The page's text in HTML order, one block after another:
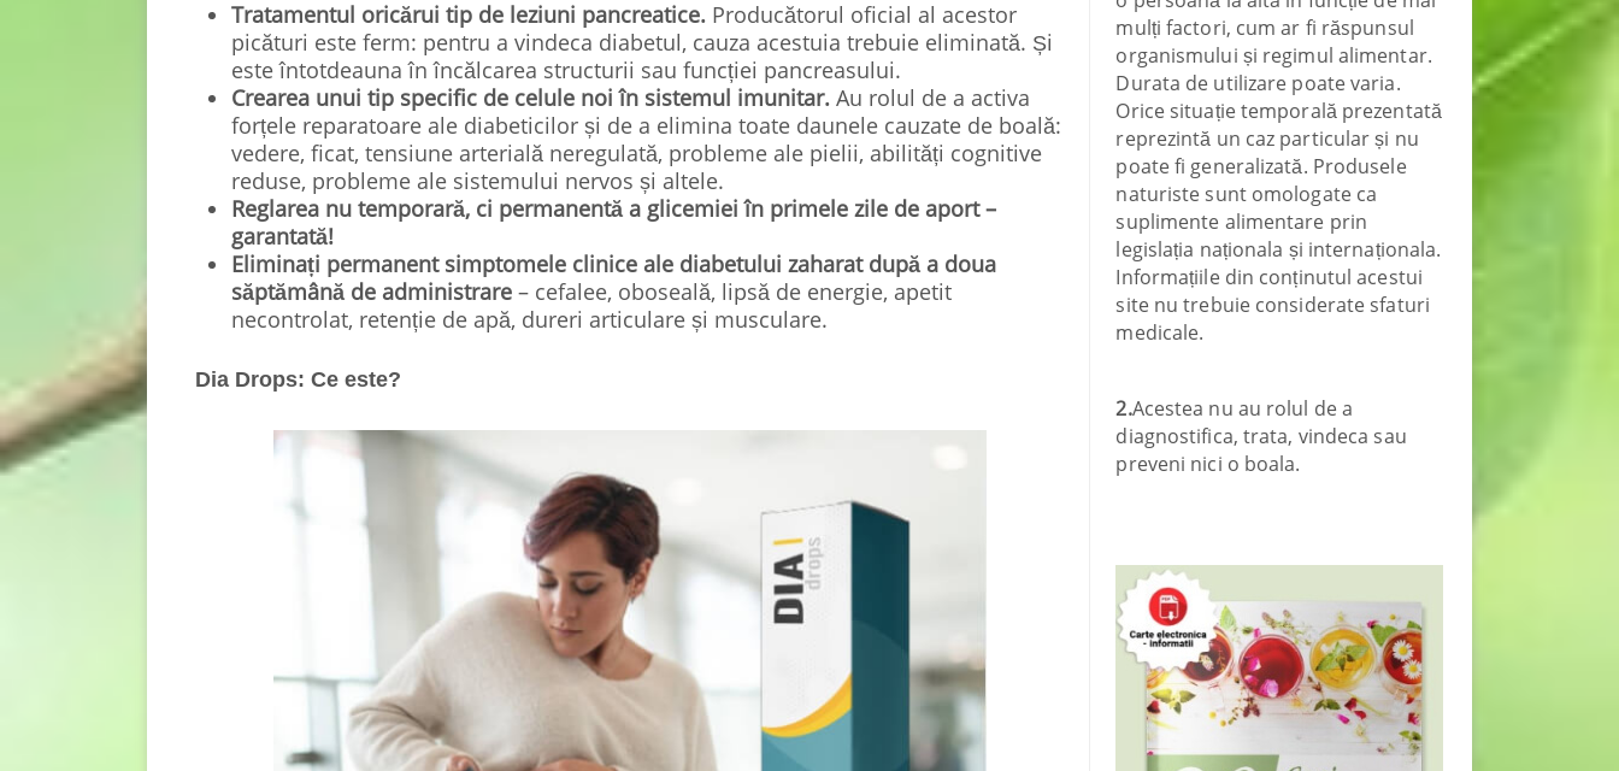
Tratamentul oricărui tip de leziuni pancreatice. Producătorul oficial al acestor
picături este ferm: pentru a vindeca diabetul, cauza acestuia trebuie eliminată. Și
este întotdeauna în încălcarea structurii sau funcției pancreasului.
Crearea unui tip specific de celule noi în sistemul imunitar. Au rolul de a activa
forțele reparatoare ale diabeticilor și de a elimina toate daunele cauzate de boală:
vedere, ficat, tensiune arterială neregulată, probleme ale pielii, abilități cognitive
reduse, probleme ale sistemului nervos și altele.
Reglarea nu temporară, ci permanentă a glicemiei în primele zile de aport –
garantată!
Eliminați permanent simptomele clinice ale diabetului zaharat după a doua
săptămână de administrare – cefalee, oboseală, lipsă de energie, apetit
necontrolat, retenție de apă, dureri articulare și musculare.
Dia Drops: Ce este?
mulți factori, cum ar fi răspunsul
organismului și regimul alimentar.
Durata de utilizare poate varia.
Orice situație temporală prezentată
reprezintă un caz particular și nu
poate fi generalizată. Produsele
naturiste sunt omologate ca
suplimente alimentare prin
legislația naționala și internaționala.
Informațiile din conținutul acestui
site nu trebuie considerate sfaturi
medicale.
2.Acestea nu au rolul de a
diagnostifica, trata, vindeca sau
preveni nici o boala.